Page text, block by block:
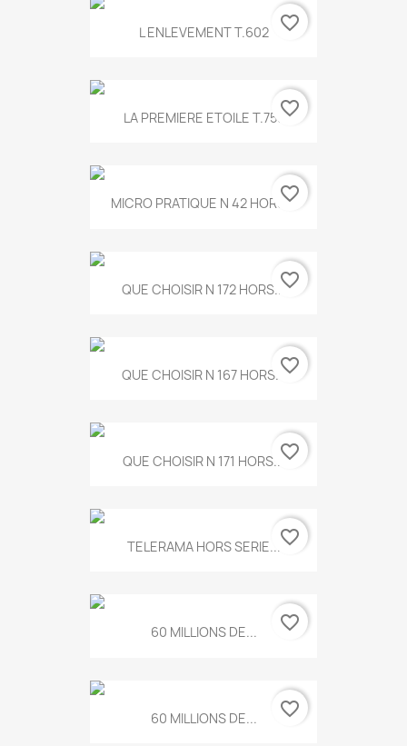
L ENLEVEMENT T.602 favorite_border
LA PREMIERE ETOILE T.755favorite_border
MICRO PRATIQUE N 42 HORS...
favorite_border
QUE CHOISIR N 172 HORS...favorite_border
QUE CHOISIR N 167 HORS...favorite_border
QUE CHOISIR N 171 HORS...favorite_border
TELERAMA HORS SERIE...favorite_border
60 MILLIONS DE... favorite_border
60 MILLIONS DE... favorite_border